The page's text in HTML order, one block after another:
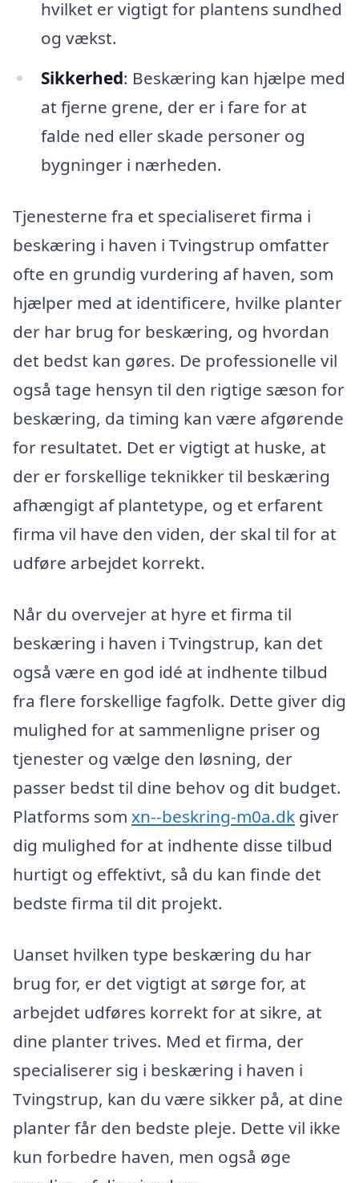
hvilket er vigtigt for plantens sundhed
og vækst.
Sikkerhed: Beskæring kan hjælpe med
at fjerne grene, der er i fare for at
falde ned eller skade personer og
bygninger i nærheden.
Tjenesterne fra et specialiseret firma i
beskæring i haven i Tvingstrup omfatter
ofte en grundig vurdering af haven, som
hjælper med at identificere, hvilke planter
der har brug for beskæring, og hvordan
det bedst kan gøres. De professionelle vil
også tage hensyn til den rigtige sæson for
beskæring, da timing kan være afgørende
for resultatet. Det er vigtigt at huske, at
der er forskellige teknikker til beskæring
afhængigt af plantetype, og et erfarent
firma vil have den viden, der skal til for at
udføre arbejdet korrekt.
Når du overvejer at hyre et firma til
beskæring i haven i Tvingstrup, kan det
også være en god idé at indhente tilbud
fra flere forskellige fagfolk. Dette giver dig
mulighed for at sammenligne priser og
tjenester og vælge den løsning, der
passer bedst til dine behov og dit budget.
Platforms som xn--beskring-m0a.dk giver
dig mulighed for at indhente disse tilbud
hurtigt og effektivt, så du kan finde det
bedste firma til dit projekt.
Uanset hvilken type beskæring du har
brug for, er det vigtigt at sørge for, at
arbejdet udføres korrekt for at sikre, at
dine planter trives. Med et firma, der
specialiserer sig i beskæring i haven i
Tvingstrup, kan du være sikker på, at dine
planter får den bedste pleje. Dette vil ikke
kun forbedre haven, men også øge